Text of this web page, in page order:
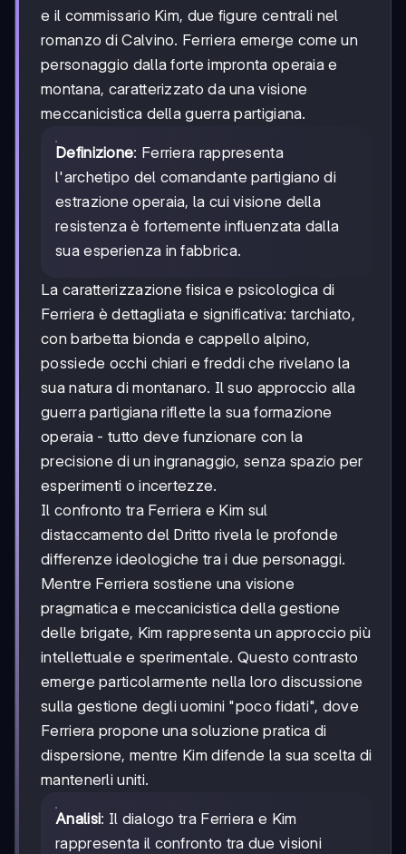
e il commissario Kim, due figure centrali nel
romanzo di Calvino. Ferriera emerge come un
personaggio dalla forte impronta operaia e
montana, caratterizzato da una visione
meccanicistica della guerra partigiana.
Definizione: Ferriera rappresenta
l'archetipo del comandante partigiano di
estrazione operaia, la cui visione della
resistenza è fortemente influenzata dalla
sua esperienza in fabbrica.
La caratterizzazione fisica e psicologica di
Ferriera è dettagliata e significativa: tarchiato,
con barbetta bionda e cappello alpino,
possiede occhi chiari e freddi che rivelano la
sua natura di montanaro. Il suo approccio alla
guerra partigiana riflette la sua formazione
operaia - tutto deve funzionare con la
precisione di un ingranaggio, senza spazio per
esperimenti o incertezze.
Il confronto tra Ferriera e Kim sul
distaccamento del Dritto rivela le profonde
differenze ideologiche tra i due personaggi.
Mentre Ferriera sostiene una visione
pragmatica e meccanicistica della gestione
delle brigate, Kim rappresenta un approccio più
intellettuale e sperimentale. Questo contrasto
emerge particolarmente nella loro discussione
sulla gestione degli uomini "poco fidati", dove
Ferriera propone una soluzione pratica di
dispersione, mentre Kim difende la sua scelta di
mantenerli uniti.
Analisi: Il dialogo tra Ferriera e Kim
rappresenta il confronto tra due visioni